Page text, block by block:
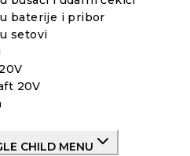
baterije i pribor
setovi
20V
CHILD MENU